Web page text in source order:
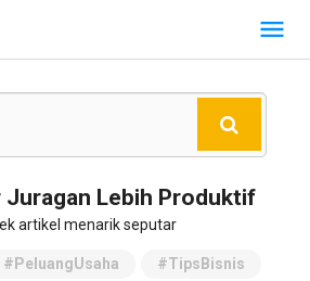
Juragan Lebih Produktif
artikel menarik seputar
#PeluangUsaha #TipsBisnis